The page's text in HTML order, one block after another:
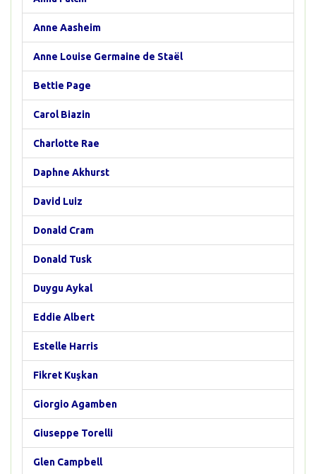
Anne Aasheim
Anne Louise Germaine de Staël
Bettie Page
Carol Biazin
Charlotte Rae
Daphne Akhurst
David Luiz
Donald Cram
Donald Tusk
Duygu Aykal
Eddie Albert
Estelle Harris
Fikret Kuşkan
Giorgio Agamben
Giuseppe Torelli
Glen Campbell